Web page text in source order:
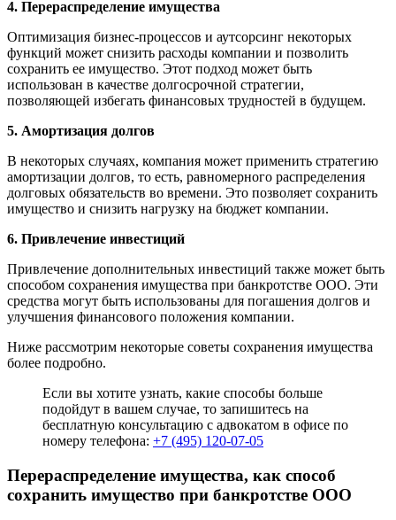
4. Перераспределение имущества
Оптимизация бизнес-процессов и аутсорсинг некоторых
функций может снизить расходы компании и позволить
сохранить ее имущество. Этот подход может быть
использован в качестве долгосрочной стратегии,
позволяющей избегать финансовых трудностей в будущем.
5. Амортизация долгов
В некоторых случаях, компания может применить стратегию
амортизации долгов, то есть, равномерного распределения
долговых обязательств во времени. Это позволяет сохранить
имущество и снизить нагрузку на бюджет компании.
6. Привлечение инвестиций
Привлечение дополнительных инвестиций также может быть
способом сохранения имущества при банкротстве ООО. Эти
средства могут быть использованы для погашения долгов и
улучшения финансового положения компании.
Ниже рассмотрим некоторые советы сохранения имущества
более подробно.
Если вы хотите узнать, какие способы больше
подойдут в вашем случае, то запишитесь на
бесплатную консультацию с адвокатом в офисе по
номеру телефона: +7 (495) 120-07-05
Перераспределение имущества, как способ
сохранить имущество при банкротстве ООО